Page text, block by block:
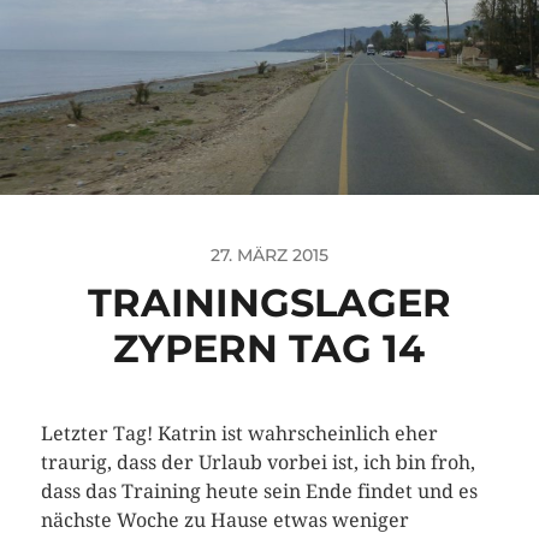
27. MÄRZ 2015
TRAININGSLAGER
ZYPERN TAG 14
Letzter Tag! Katrin ist wahrscheinlich eher
traurig, dass der Urlaub vorbei ist, ich bin froh,
dass das Training heute sein Ende findet und es
nächste Woche zu Hause etwas weniger